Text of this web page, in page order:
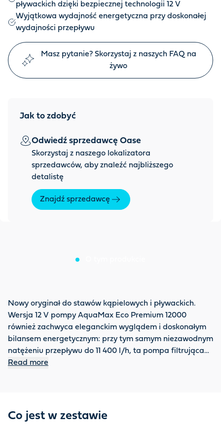
pływackich dzięki bezpiecznej technologii 12 V
Wyjątkowa wydajność energetyczna przy doskonałej
wydajności przepływu
Masz pytanie? Skorzystaj z naszych FAQ na
żywo
Jak to zdobyć
Odwiedź sprzedawcę Oase
Skorzystaj z naszego lokalizatora
sprzedawców, aby znaleźć najbliższego
detalistę
Znajdź sprzedawcę
Nowy oryginał do stawów kąpielowych i pływackich.
Wersja 12 V pompy AquaMax Eco Premium 12000
również zachwyca eleganckim wyglądem i doskonałym
bilansem energetycznym: przy tym samym niezawodnym
natężeniu przepływu do 11 400 l/h, ta pompa filtrująca
oszczędza teraz jeszcze więcej energii elektrycznej przy
skuteczna. Umożliwia to usuwanie cząstek
zanieczyszczeń o wielkości do 11 mm nie tylko z dna
Read more
Co jest w zestawie